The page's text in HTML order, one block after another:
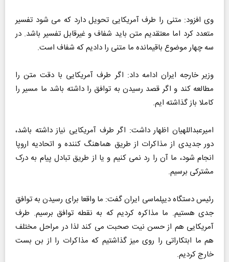
وی افزود: متنی را طرف آمریکایی تحویل دارد که می شود تفسیر
متعدد کرد اما معتقدیم متن باید شفاف و غیرقابل تفسیر باشد. در
سه چهار موضوع باقیمانده ما متنی را دادیم که شفاف است.
وزیر خارجه ایران ادامه داد: اگر طرف آمریکایی با دقت متن را
مطالعه کند و اگر قصد رسیدن به توافق را داشته باشد ما مسیر را
کاملا باز گذاشته ایم.
امیرعبداللهیان اظهار داشت: اگر طرف آمریکایی نیاز داشته باشد،
دور جدیدی از مذاکرات از طریق هماهنگ کننده و اتحادیه اروپا
انجام شود، ما آن را رد نمی کنیم و یا از طریق تبادل پیام به درک
مشترکی برسیم.
رئیس دستگاه دیپلماسی ایران گفت: ما واقعا برای رسیدن به توافق
جدی هستیم. ما مذاکره کردیم که به نقطه توافق برسیم. طرف
آمریکایی هم از حسن نیت صحبت می کند لذا در مراحل مختلف
هم ما ابتکاراتی را روی میز گذاشتیم که مذاکرات را از بن بست
خارج کردیم.